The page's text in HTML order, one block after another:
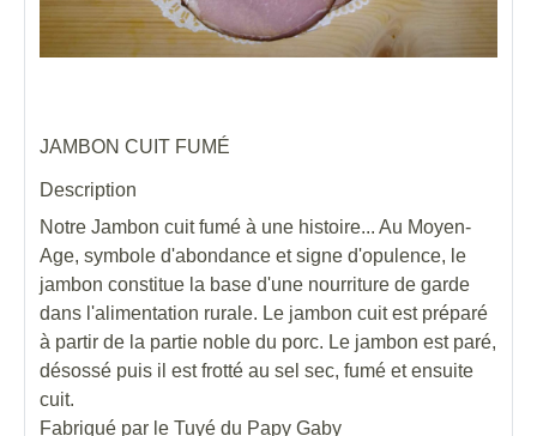
JAMBON CUIT FUMÉ
Description
Notre Jambon cuit fumé à une histoire... Au Moyen-
Age, symbole d'abondance et signe d'opulence, le
jambon constitue la base d'une nourriture de garde
dans l'alimentation rurale. Le jambon cuit est préparé
à partir de la partie noble du porc. Le jambon est paré,
désossé puis il est frotté au sel sec, fumé et ensuite
cuit.
Fabriqué par le Tuyé du Papy Gaby